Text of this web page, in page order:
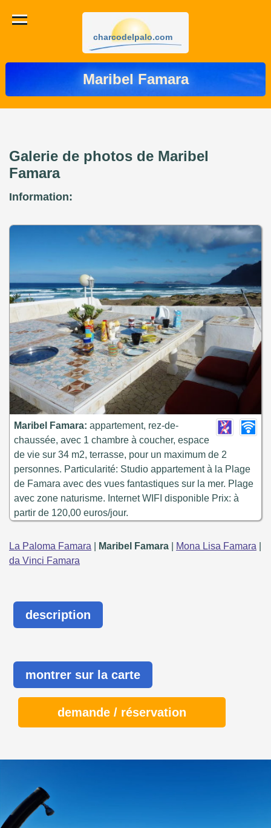
charcodelpalo.com
Maribel Famara
Galerie de photos de Maribel
Famara
Information:
Maribel Famara: appartement, rez-de-
chaussée, avec 1 chambre à coucher, espace
de vie sur 34 m2, terrasse, pour un maximum de 2
personnes. Particularité: Studio appartement à la Plage
de Famara avec des vues fantastiques sur la mer. Plage
avec zone naturisme. Internet WIFI disponible Prix: à
partir de 120,00 euros/jour.
La Paloma Famara Maribel Famara Mona Lisa Famara
da Vinci Famara
description
montrer sur la carte
demande / réservation